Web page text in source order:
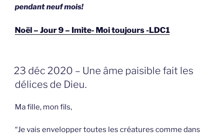
pendant neuf mois!
Noël – Jour 9 – Imite- Moi toujours -LDC1
GEPLAATST
OP
23 déc 2020 – Une âme paisible fait les
délices de Dieu.
Ma fille, mon fils,
“Je vais envelopper toutes les créatures comme dans